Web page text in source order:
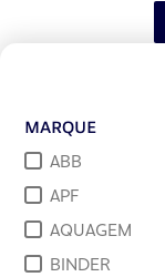
MARQUE
ABB
APF
AQUAGEM
BINDER